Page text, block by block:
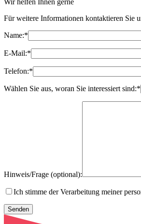
Für weitere Informationen kontaktieren Sie
Name:*
E-Mail:*
Telefon:*
Wählen Sie aus, woran Sie interessiert sind:*
Hinweis/Frage (optional):
Ich stimme der Verarbeitung meiner